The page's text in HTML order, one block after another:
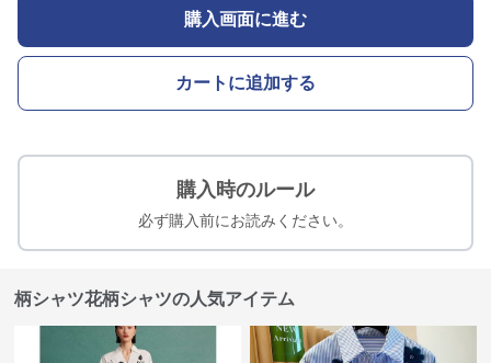
購入画面に進む
カートに追加する
購入時のルール
必ず購入前にお読みください。
柄シャツ花柄シャツの人気アイテム